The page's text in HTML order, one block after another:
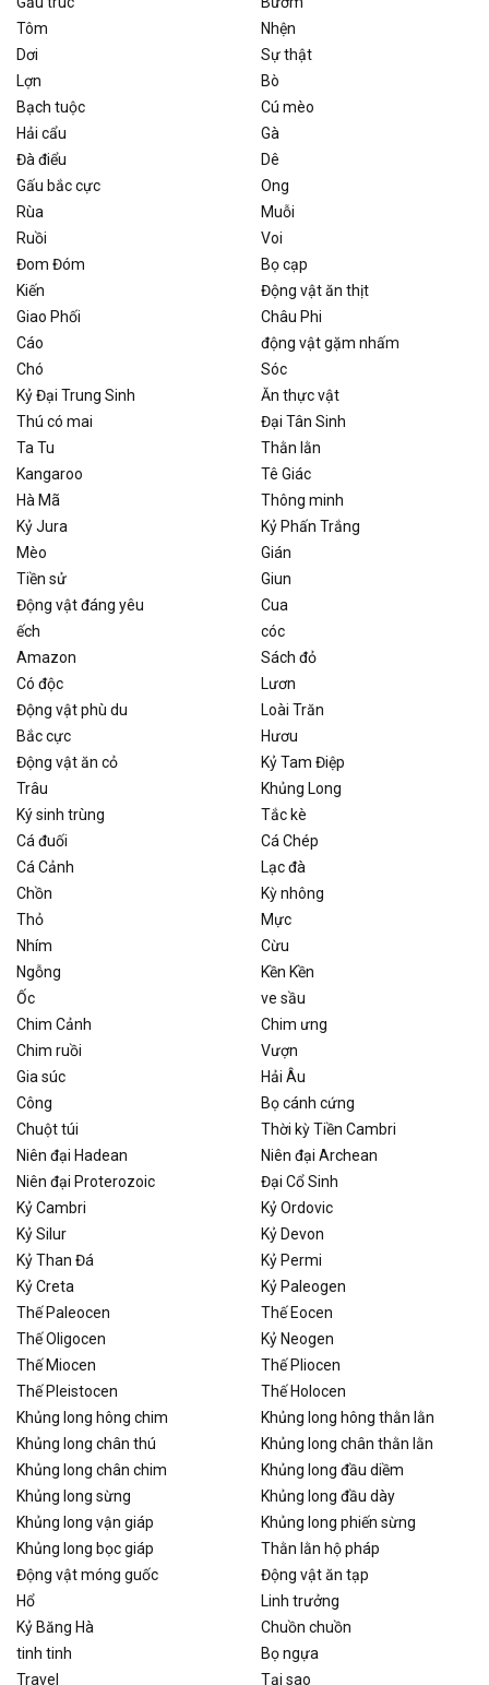
Tôm
Nhện
Dơi
Sự thật
Lợn
Bò
Bạch tuộc
Cú mèo
Hải cẩu
Gà
Đà điểu
Dê
Gấu bắc cực
Ong
Rùa
Muỗi
Ruồi
Voi
Đom Đóm
Bọ cạp
Kiến
Động vật ăn thịt
Giao Phối
Châu Phi
Cáo
động vật gặm nhấm
Chó
Sóc
Kỷ Đại Trung Sinh
Ăn thực vật
Thú có mai
Đại Tân Sinh
Ta Tu
Thằn lằn
Kangaroo
Tê Giác
Hà Mã
Thông minh
Kỷ Jura
Kỷ Phấn Trắng
Mèo
Gián
Tiền sử
Giun
Động vật đáng yêu
Cua
ếch
cóc
Amazon
Sách đỏ
Có độc
Lươn
Động vật phù du
Loài Trăn
Bắc cực
Hươu
Động vật ăn cỏ
Kỷ Tam Điệp
Trâu
Khủng Long
Ký sinh trùng
Tắc kè
Cá đuối
Cá Chép
Cá Cảnh
Lạc đà
Chồn
Kỳ nhông
Thỏ
Mực
Nhím
Cừu
Ngỗng
Kền Kền
Ốc
ve sầu
Chim Cảnh
Chim ưng
Chim ruồi
Vượn
Gia súc
Hải Âu
Công
Bọ cánh cứng
Chuột túi
Thời kỳ Tiền Cambri
Niên đại Hadean
Niên đại Archean
Niên đại Proterozoic
Đại Cổ Sinh
Kỷ Cambri
Kỷ Ordovic
Kỷ Silur
Kỷ Devon
Kỷ Than Đá
Kỷ Permi
Kỷ Creta
Kỷ Paleogen
Thế Paleocen
Thế Eocen
Thế Oligocen
Kỷ Neogen
Thế Miocen
Thế Pliocen
Thế Pleistocen
Thế Holocen
Khủng long hông chim
Khủng long hông thằn lằn
Khủng long chân thú
Khủng long chân thằn lằn
Khủng long chân chim
Khủng long đầu diềm
Khủng long sừng
Khủng long đầu dày
Khủng long vận giáp
Khủng long phiến sừng
Khủng long bọc giáp
Thằn lằn hộ pháp
Động vật móng guốc
Động vật ăn tạp
Hổ
Linh trưởng
Kỷ Băng Hà
Chuồn chuồn
tinh tinh
Bọ ngựa
Travel
Tại sao